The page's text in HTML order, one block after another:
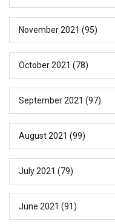
November 2021 (95)
October 2021 (78)
September 2021 (97)
August 2021 (99)
July 2021 (79)
June 2021 (91)